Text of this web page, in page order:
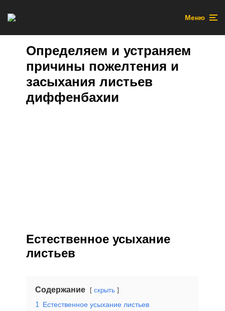
Меню
Определяем и устраняем
причины пожелтения и
засыхания листьев
диффенбахии
Естественное усыхание
листьев
Содержание скрыть
1 Естественное усыхание листьев